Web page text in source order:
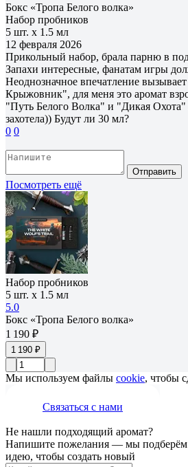
Бокс «Тропа Белого волка»
Набор пробников
5 шт. х 1.5 мл
12 февраля 2026
Прикольный набор, брала парню в
Запахи интересные, фанатам игры
Неоднозначное впечатление
Крыжовник", для меня это аромат
"Путь Белого Волка" и "Дикая
захотела)) Будут ли 30 мл?
0 0
Отправить
Посмотреть ещё
Набор пробников
5 шт. х 1.5 мл
5.0
Бокс «Тропа Белого волка»
1 190 ₽
1 190 ₽
Мы используем файлы cookie, чтобы
Связаться с нами
Не нашли подходящий аромат?
Напишите пожелания — мы
идею, чтобы создать новый